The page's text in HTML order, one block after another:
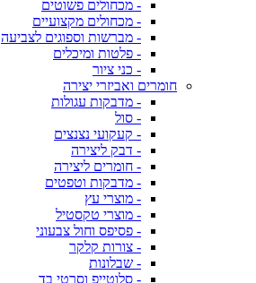
- מכחולים פשוטים
- מכחולים מקצועיים
- מברשות וספוגים לצביעה
- פלטות ומיכלים
- כני ציור
חומרים ואביזרי יצירה
- מדבקות עגולות
- סול
- קעקועי נצנצים
- דבק ליצירה
- חומרים ליצירה
- מדבקות וטפטים
- מוצרי עץ
- מוצרי טקסטיל
- פסיפס וחול צבעוני
- צורות קלקר
- שבלונות
- סלוטייפ וסרטי בד